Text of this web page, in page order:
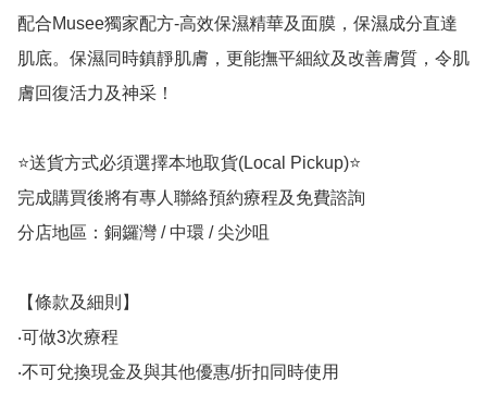
配合Musee獨家配方-高效保濕精華及面膜，保濕成分直達
肌底。保濕同時鎮靜肌膚，更能撫平細紋及改善膚質，令肌
膚回復活力及神采！
⭐送貨方式必須選擇本地取貨(Local Pickup)⭐
完成購買後將有專人聯絡預約療程及免費諮詢
分店地區：銅鑼灣 / 中環 / 尖沙咀
【條款及細則】
‧可做3次療程
‧不可兌換現金及與其他優惠/折扣同時使用